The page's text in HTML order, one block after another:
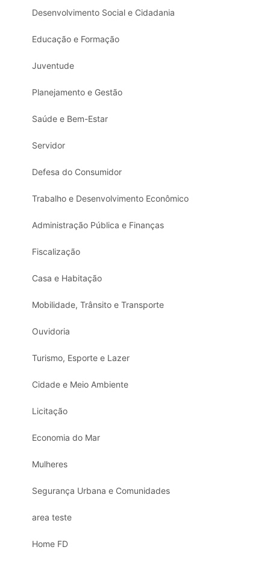
Desenvolvimento Social e Cidadania
Educação e Formação
Juventude
Planejamento e Gestão
Saúde e Bem-Estar
Servidor
Defesa do Consumidor
Trabalho e Desenvolvimento Econômico
Administração Pública e Finanças
Fiscalização
Casa e Habitação
Mobilidade, Trânsito e Transporte
Ouvidoria
Turismo, Esporte e Lazer
Cidade e Meio Ambiente
Licitação
Economia do Mar
Mulheres
Segurança Urbana e Comunidades
area teste
Home FD